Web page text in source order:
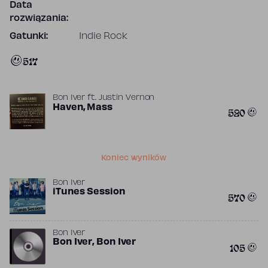
Data
rozwiązania:
Gatunki: Indie Rock
517
Bon Iver ft. Justin Vernon
Haven, Mass 520
Koniec wyników
Bon Iver
iTunes Session 570
Bon Iver
Bon Iver, Bon Iver 105